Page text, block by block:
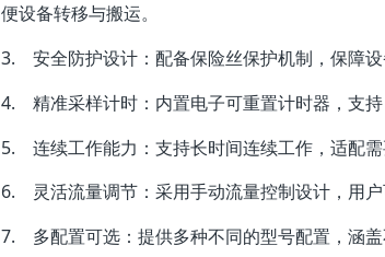
便设备转移与搬运。
3. 安全防护设计：配备保险丝保护机制，保障设
4. 精准采样计时：内置电子可重置计时器，支
5. 连续工作能力：支持长时间连续工作，适配需
6. 灵活流量调节：采用手动流量控制设计，用户
7. 多配置可选：提供多种不同的型号配置，涵